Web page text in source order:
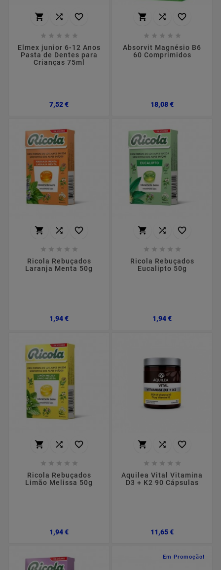
  
    
Elmex junior 6-12 Anos
Pasta de Dentes para
Crianças 75ml
7,52 €Preço
  
    
Absorvit Magnésio B6
60 Comprimidos
18,08 €Preço
  
    
Ricola Rebuçados
Laranja Menta 50g
1,94 €Preço
  
    
Ricola Rebuçados
Eucalipto 50g
1,94 €Preço
  
    
Ricola Rebuçados
Limão Melissa 50g
1,94 €Preço
  
    
Aquilea Vital Vitamina
D3 + K2 90 Cápsulas
11,65 €Preço
Em Promoção!